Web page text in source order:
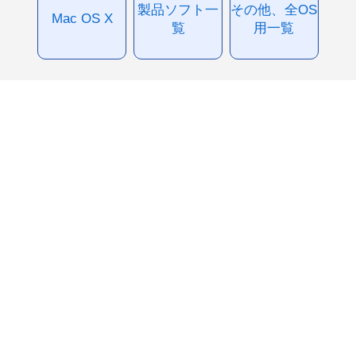
Mac OS X
製品ソフト一
覧
その他、全OS
用一覧